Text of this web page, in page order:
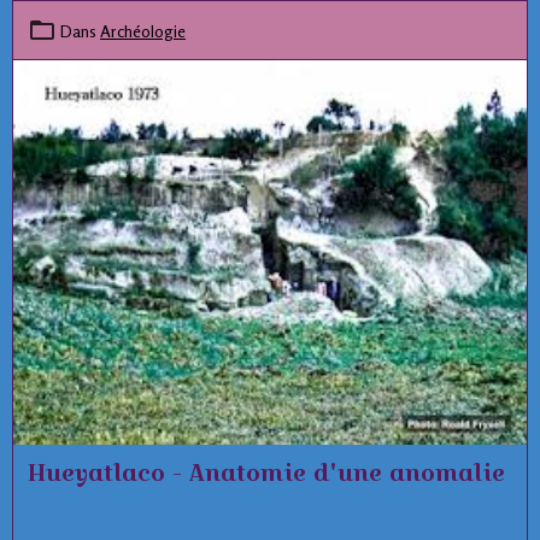
Dans Archéologie
Hueyatlaco - Anatomie d'une anomalie